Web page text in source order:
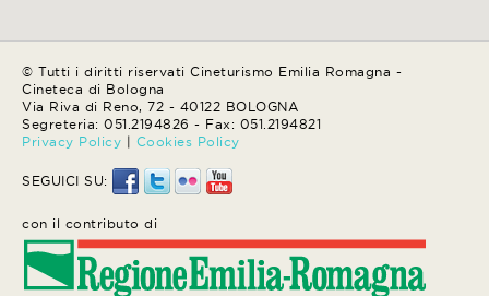
© Tutti i diritti riservati Cineturismo Emilia Romagna -
Cineteca di Bologna
Via Riva di Reno, 72 - 40122 BOLOGNA
Segreteria: 051.2194826 - Fax: 051.2194821
Privacy Policy | Cookies Policy
SEGUICI SU:
con il contributo di